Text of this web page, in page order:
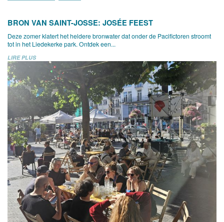
BRON VAN SAINT-JOSSE: JOSÉE FEEST
Deze zomer klatert het heldere bronwater dat onder de Pacifictoren stroomt
tot in het Liedekerke park. Ontdek een...
LIRE PLUS